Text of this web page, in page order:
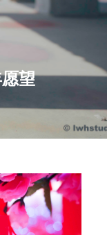
望